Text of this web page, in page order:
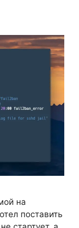
на
поставить